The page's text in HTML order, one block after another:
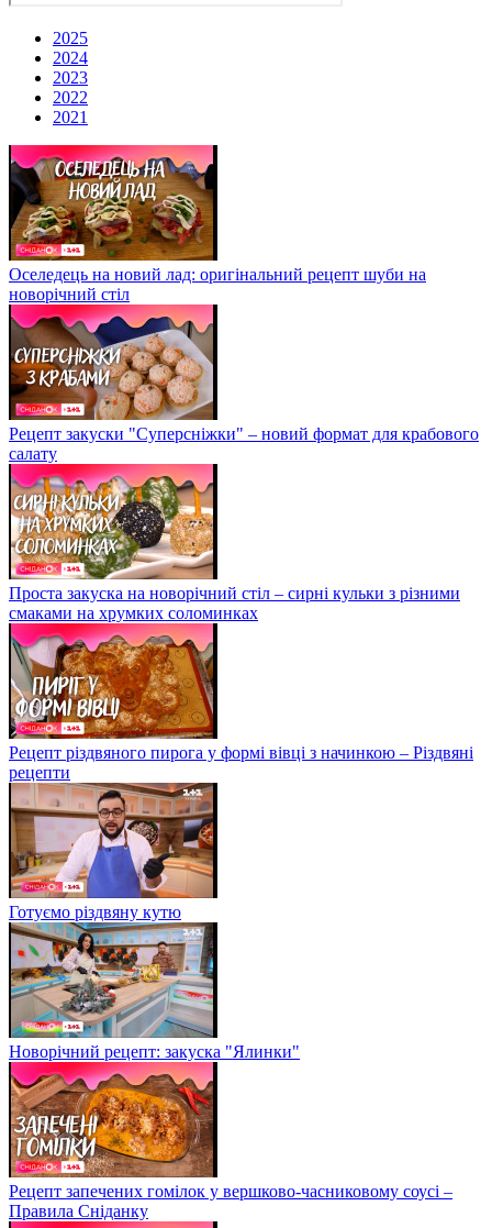
2025
2024
2023
2022
2021
Оселедець на новий лад: оригінальний рецепт шуби на
новорічний стіл
Рецепт закуски "Суперсніжки" – новий формат для крабового
салату
Проста закуска на новорічний стіл – сирні кульки з різними
смаками на хрумких соломинках
Рецепт різдвяного пирога у формі вівці з начинкою – Різдвяні
рецепти
Готуємо різдвяну кутю
Новорічний рецепт: закуска "Ялинки"
Рецепт запечених гомілок у вершково-часниковому соусі –
Правила Сніданку